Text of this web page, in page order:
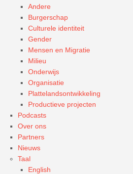
Andere
Burgerschap
Culturele identiteit
Gender
Mensen en Migratie
Milieu
Onderwijs
Organisatie
Plattelandsontwikkeling
Productieve projecten
Podcasts
Over ons
Partners
Nieuws
Taal
English